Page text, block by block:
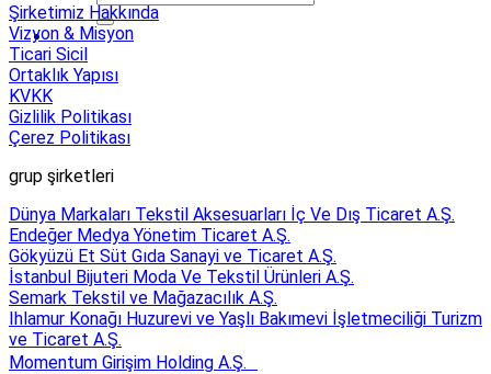
Şirketimiz Hakkında
Vizyon & Misyon
Ticari Sicil
Ortaklık Yapısı
KVKK
Gizlilik Politikası
Çerez Politikası
grup şirketleri
Dünya Markaları Tekstil Aksesuarları İç Ve Dış Ticaret A.Ş.
Endeğer Medya Yönetim Ticaret A.Ş.
Gökyüzü Et Süt Gıda Sanayi ve Ticaret A.Ş.
İstanbul Bijuteri Moda Ve Tekstil Ürünleri A.Ş.
Semark Tekstil ve Mağazacılık A.Ş.
Ihlamur Konağı Huzurevi ve Yaşlı Bakımevi İşletmeciliği Turizm
ve Ticaret A.Ş.
Momentum Girişim Holding A.Ş.